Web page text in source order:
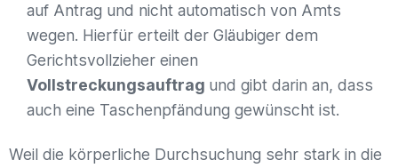
auf Antrag und nicht automatisch von Amts
wegen. Hierfür erteilt der Gläubiger dem
Gerichtsvollzieher einen
Vollstreckungsauftrag und gibt darin an, dass
auch eine Taschenpfändung gewünscht ist.
Weil die körperliche Durchsuchung sehr stark in die